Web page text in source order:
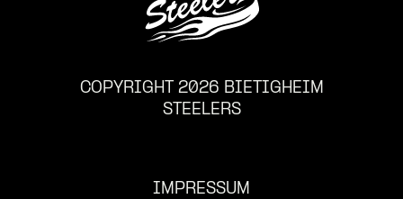
COPYRIGHT 2026 BIETIGHEIM
STEELERS
IMPRESSUM